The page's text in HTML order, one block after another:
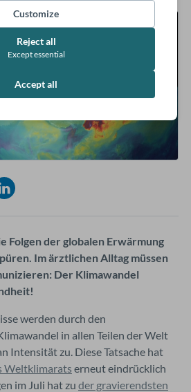
Customize
Reject all
Except essential
Accept all
Folgen der globalen Erwärmung
Im ärztlichen Alltag müssen
Der Klimawandel
werden durch den
in allen Teilen der Welt
Intensität zu. Diese Tatsache hat
Weltklimarats erneut eindrücklich
im Juli hat zu der gravierendsten